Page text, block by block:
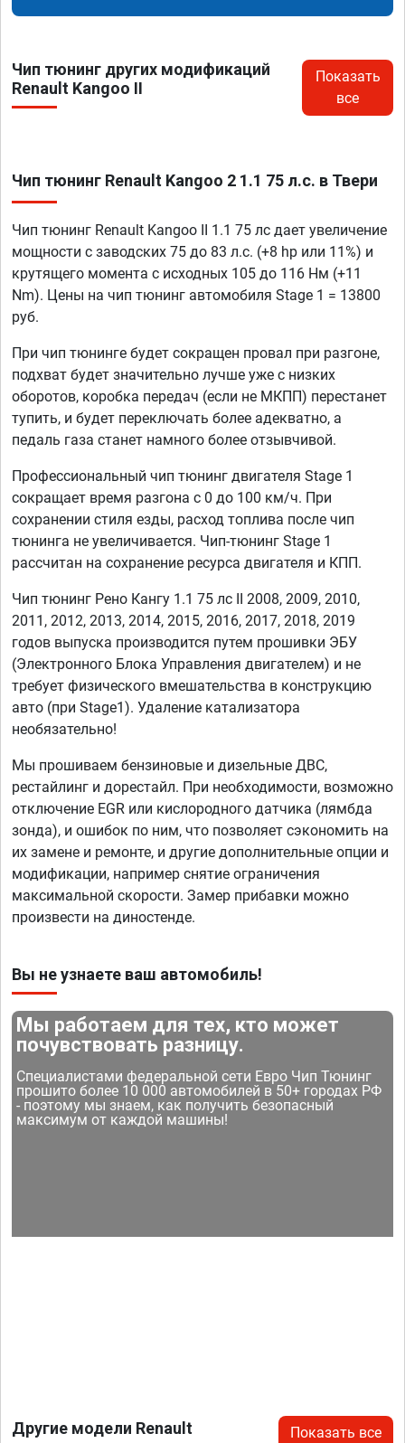
Чип тюнинг других модификаций
Renault Kangoo II
Показать
все
Чип тюнинг Renault Kangoo 2 1.1 75 л.с. в Твери
Чип тюнинг Renault Kangoo II 1.1 75 лс дает увеличение
мощности с заводских 75 до 83 л.с. (+8 hp или 11%) и
крутящего момента с исходных 105 до 116 Нм (+11
Nm). Цены на чип тюнинг автомобиля Stage 1 = 13800
руб.
При чип тюнинге будет сокращен провал при разгоне,
подхват будет значительно лучше уже с низких
оборотов, коробка передач (если не МКПП) перестанет
тупить, и будет переключать более адекватно, а
педаль газа станет намного более отзывчивой.
Профессиональный чип тюнинг двигателя Stage 1
сокращает время разгона с 0 до 100 км/ч. При
сохранении стиля езды, расход топлива после чип
тюнинга не увеличивается. Чип-тюнинг Stage 1
рассчитан на сохранение ресурса двигателя и КПП.
Чип тюнинг Рено Кангу 1.1 75 лс II 2008, 2009, 2010,
2011, 2012, 2013, 2014, 2015, 2016, 2017, 2018, 2019
годов выпуска производится путем прошивки ЭБУ
(Электронного Блока Управления двигателем) и не
требует физического вмешательства в конструкцию
авто (при Stage1). Удаление катализатора
необязательно!
Мы прошиваем бензиновые и дизельные ДВС,
рестайлинг и дорестайл. При необходимости, возможно
отключение EGR или кислородного датчика (лямбда
зонда), и ошибок по ним, что позволяет сэкономить на
их замене и ремонте, и другие дополнительные опции и
модификации, например снятие ограничения
максимальной скорости. Замер прибавки можно
произвести на диностенде.
Вы не узнаете ваш автомобиль!
Мы работаем для тех, кто может
почувствовать разницу.
Специалистами федеральной сети Евро Чип Тюнинг
прошито более 10 000 автомобилей в 50+ городах РФ
- поэтому мы знаем, как получить безопасный
максимум от каждой машины!
Другие модели Renault Показать все